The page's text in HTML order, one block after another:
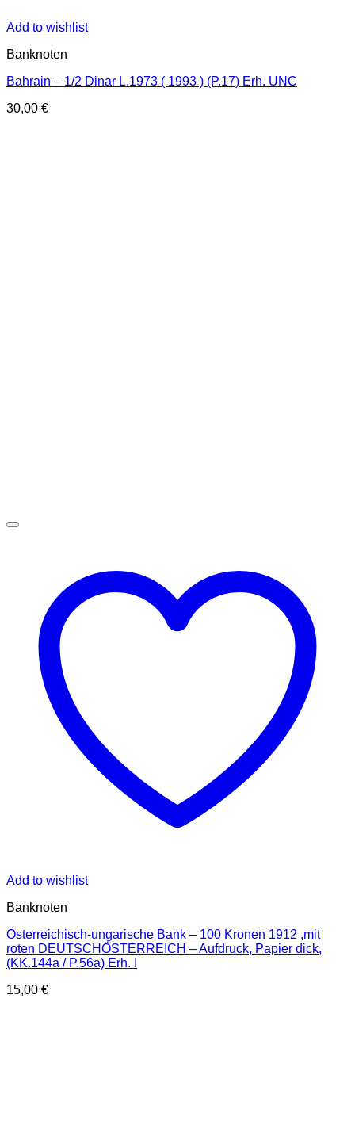
Add to wishlist
Banknoten
Bahrain – 1/2 Dinar L.1973 ( 1993 ) (P.17) Erh. UNC
30,00 €
Add to wishlist
Banknoten
Österreichisch-ungarische Bank – 100 Kronen 1912 ,mit
roten DEUTSCHÖSTERREICH – Aufdruck, Papier dick,
(KK.144a / P.56a) Erh. I
15,00 €